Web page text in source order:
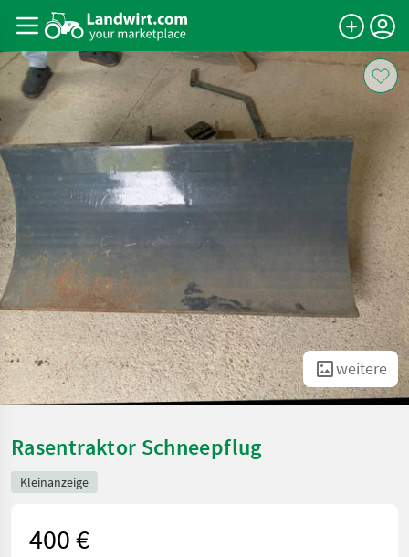
weitere
Rasentraktor Schneepflug
Kleinanzeige
400 €